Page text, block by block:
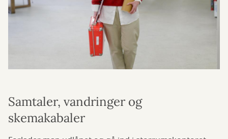
Samtaler, vandringer og
skemakabaler